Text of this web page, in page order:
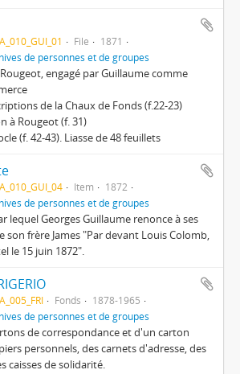
File
1871
de personnes et de groupes
engagé par Guillaume comme
de la Chaux de Fonds (f.22-23)
à Rougeot (f. 31)
(f. 42-43). Liasse de 48 feuillets
Item
1872
de personnes et de groupes
lequel Georges Guillaume renonce à ses
son frère James "Par devant Louis Colomb,
le 15 juin 1872".
Fonds
1878-1965
de personnes et de groupes
de correspondance et d'un carton
personnels, des carnets d'adresse, des
caisses de solidarité.